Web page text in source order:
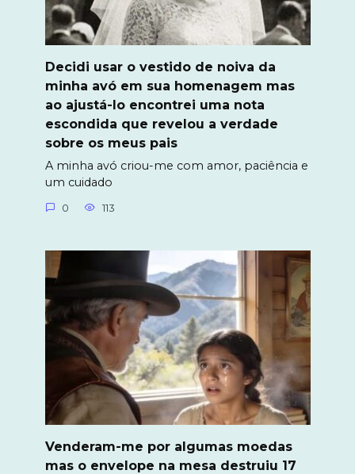
Decidi usar o vestido de noiva da
minha avó em sua homenagem mas
ao ajustá-lo encontrei uma nota
escondida que revelou a verdade
sobre os meus pais
A minha avó criou-me com amor, paciência e
um cuidado
0 113
Venderam-me por algumas moedas
mas o envelope na mesa destruiu 17